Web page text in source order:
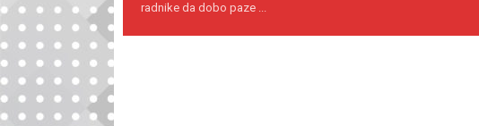
radnike da dobo paze ...